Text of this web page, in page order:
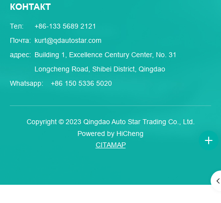
КОНТАКТ
Тел:
+86-133 5689 2121
Почта: kurt@qdautostar.com
адрес: Building 1, Excellence Century Center, No. 31
Longcheng Road, Shibei District, Qingdao
Whatsapp:
+86 150 5336 5020
Copyright © 2023 Qingdao Auto Star Trading Co., Ltd.
Powered by HiCheng
CITAMAP